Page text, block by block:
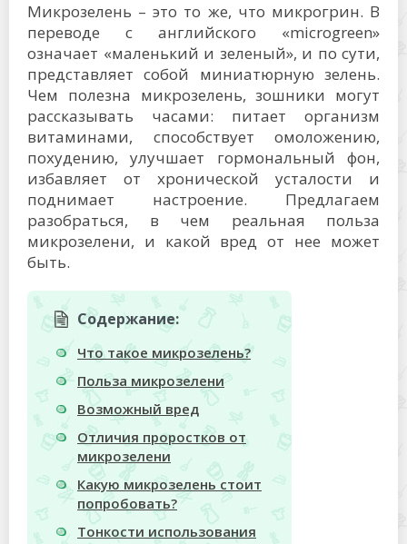
Микрозелень – это то же, что микрогрин. В
переводе с английского «microgreen»
означает «маленький и зеленый», и по сути,
представляет собой миниатюрную зелень.
Чем полезна микрозелень, зошники могут
рассказывать часами: питает организм
витаминами, способствует омоложению,
похудению, улучшает гормональный фон,
избавляет от хронической усталости и
поднимает настроение. Предлагаем
разобраться, в чем реальная польза
микрозелени, и какой вред от нее может
быть.
Содержание:
Что такое микрозелень?
Польза микрозелени
Возможный вред
Отличия проростков от
микрозелени
Какую микрозелень стоит
попробовать?
Тонкости использования